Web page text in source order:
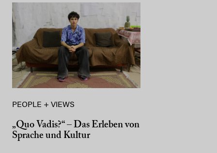
PEOPLE + VIEWS
„Quo Vadis?“ – Das Erleben von
Sprache und Kultur